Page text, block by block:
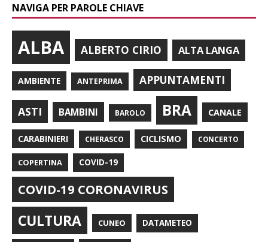
NAVIGA PER PAROLE CHIAVE
ALBA ALBERTO CIRIO ALTA LANGA
AMBIENTE ANTEPRIMA APPUNTAMENTI
ASTI BAMBINI BAROLO BRA CANALE
CARABINIERI CHERASCO CICLISMO CONCERTO
COPERTINA COVID-19
COVID-19 CORONAVIRUS
CULTURA CUNEO DATAMETEO